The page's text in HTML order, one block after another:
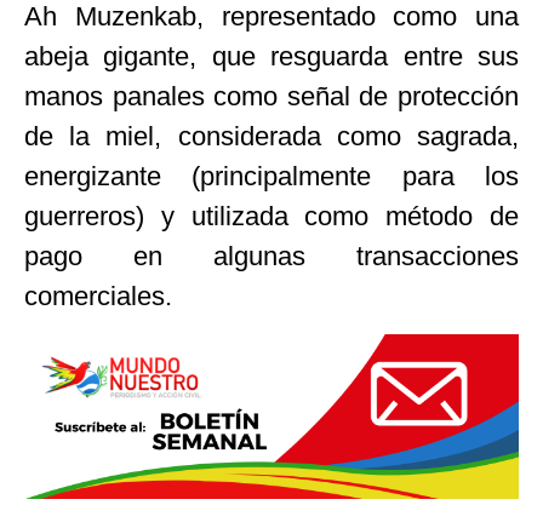
Ah Muzenkab, representado como una
abeja gigante, que resguarda entre sus
manos panales como señal de protección
de la miel, considerada como sagrada,
energizante (principalmente para los
guerreros) y utilizada como método de
pago en algunas transacciones
comerciales.